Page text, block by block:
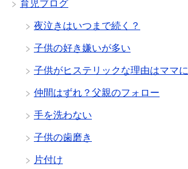
育児ブログ
夜泣きはいつまで続く？
子供の好き嫌いが多い
子供がヒステリックな理由はママに
仲間はずれ？父親のフォロー
手を洗わない
子供の歯磨き
片付け